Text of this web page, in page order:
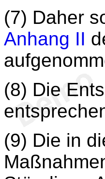
(7) Daher
Anhang II
(8) Die
(9) Die in